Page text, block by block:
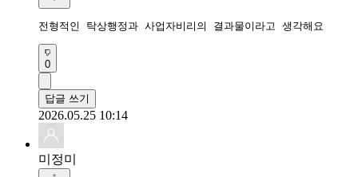
전형적인 탁상행정과 사업자비리의 결과물이라고 생각해요
0
답글 쓰기
2026.05.25 10:14
미정미